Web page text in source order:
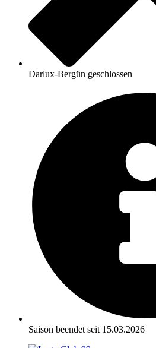
Darlux-Bergün geschlossen
Saison beendet seit 15.03.2026